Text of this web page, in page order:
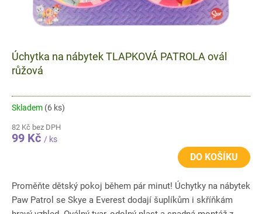
Úchytka na nábytek TLAPKOVÁ PATROLA ovál
růžová
Skladem (6 ks)
82 Kč bez DPH
99 Kč / ks
DO KOŠÍKU
Proměňte dětský pokoj během pár minut! Úchytky na nábytek
Paw Patrol se Skye a Everest dodají šuplíkům i skříňkám